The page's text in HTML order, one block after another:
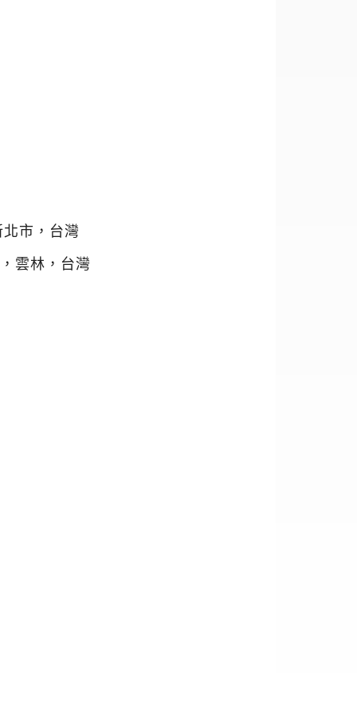
市，台灣
雲林，台灣